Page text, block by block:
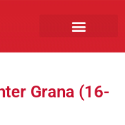
Grana (16-